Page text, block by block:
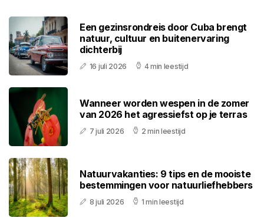
Een gezinsrondreis door Cuba brengt
natuur, cultuur en buitenervaring
dichterbij
16 juli 2026 4 min leestijd
Wanneer worden wespen in de zomer
van 2026 het agressiefst op je terras
7 juli 2026 2 min leestijd
Natuurvakanties: 9 tips en de mooiste
bestemmingen voor natuurliefhebbers
8 juli 2026 1 min leestijd